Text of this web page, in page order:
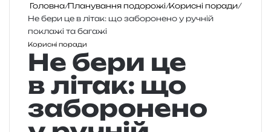
Головна/Планування подорожі/Корисні поради/
Не бери це в літак: що заборонено у ручній
поклажі та багажі
Корисні поради
Не бери це
в літак: що
заборонено